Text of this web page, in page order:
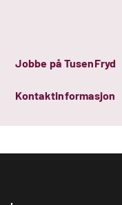
Jobbe på TusenFryd
Kontaktinformasjon